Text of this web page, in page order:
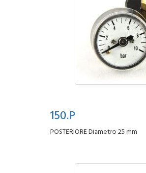
150.P
POSTERIORE Diametro 25 mm